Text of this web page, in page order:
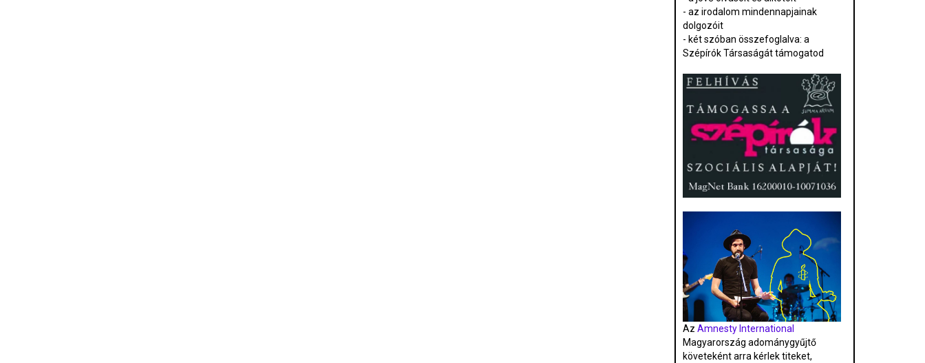
- az irodalom mindennapjainak
dolgozóit
- két szóban összefoglalva: a
Szépírók Társaságát támogatod
Az Amnesty International
Magyarország adománygyűjtő
követeként arra kérlek titeket,